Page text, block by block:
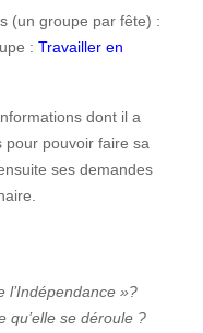
(un groupe par fête) :
: Travailler en
dont il a
pour pouvoir faire sa
ses demandes
l’Indépendance »?
qu’elle se déroule ?